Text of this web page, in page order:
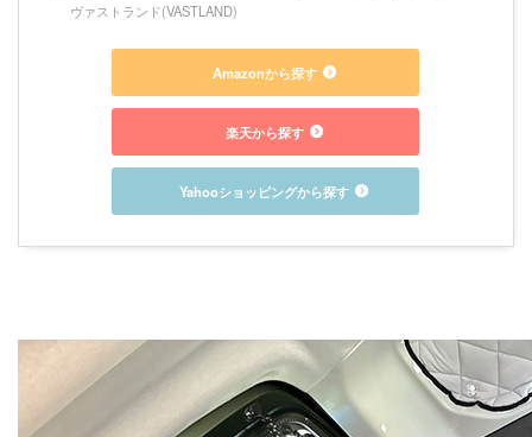
ヴァストランド(VASTLAND)
Amazonから探す
楽天から探す
Yahooショッピングから探す